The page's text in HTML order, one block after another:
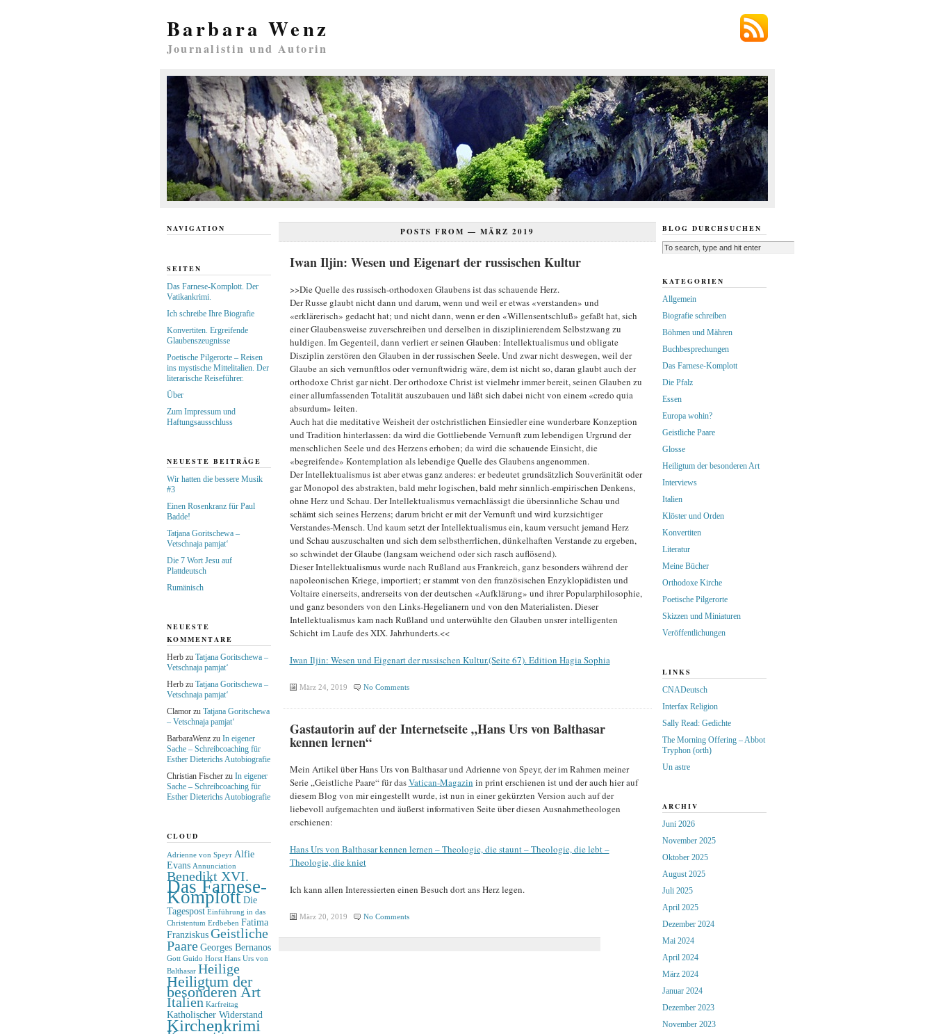
Barbara Wenz
Journalistin und Autorin
POSTS FROM — MÄRZ 2019
Iwan Iljin: Wesen und Eigenart der russischen Kultur
>>Die Quelle des russisch-orthodoxen Glaubens ist das schauende Herz.
Der Russe glaubt nicht dann und darum, wenn und weil er etwas «verstanden» und
«erklärerisch» gedacht hat; und nicht dann, wenn er den «Willensentschluß» gefaßt hat, sich
einer Glaubensweise zuverschreiben und derselben in disziplinierendem Selbstzwang zu
huldigen. Im Gegenteil, dann verliert er seinen Glauben: Intellektualismus und obligate
Disziplin zerstören den Glauben in der russischen Seele. Und zwar nicht deswegen, weil der
Glaube an sich vernunftlos oder vernunftwidrig wäre, dem ist nicht so, daran glaubt auch der
orthodoxe Christ gar nicht. Der orthodoxe Christ ist vielmehr immer bereit, seinen Glauben zu
einer allumfassenden Totalität auszubauen und läßt sich dabei nicht von einem «credo quia
absurdum» leiten.
Auch hat die meditative Weisheit der ostchristlichen Einsiedler eine wunderbare Konzeption
und Tradition hinterlassen: da wird die Gottliebende Vernunft zum lebendigen Urgrund der
menschlichen Seele und des Herzens erhoben; da wird die schauende Einsicht, die
«begreifende» Kontemplation als lebendige Quelle des Glaubens angenommen.
Der Intellektualismus ist aber etwas ganz anderes: er bedeutet grundsätzlich Souveränität oder
gar Monopol des abstrakten, bald mehr logischen, bald mehr sinnlich-empirischen Denkens,
ohne Herz und Schau. Der Intellektualismus vernachlässigt die übersinnliche Schau und
schämt sich seines Herzens; darum bricht er mit der Vernunft und wird kurzsichtiger
Verstandes-Mensch. Und kaum setzt der Intellektualismus ein, kaum versucht jemand Herz
und Schau auszuschalten und sich dem selbstherrlichen, dünkelhaften Verstande zu ergeben,
so schwindet der Glaube (langsam weichend oder sich rasch auflösend).
Dieser Intellektualismus wurde nach Rußland aus Frankreich, ganz besonders während der
napoleonischen Kriege, importiert; er stammt von den französischen Enzyklopädisten und
Voltaire einerseits, andrerseits von der deutschen «Aufklärung» und ihrer Popularphilosophie,
und ganz besonders von den Links-Hegelianern und von den Materialisten. Dieser
Intellektualismus kam nach Rußland und unterwühlte den Glauben unsrer intelligenten
Schicht im Laufe des XIX. Jahrhunderts.<<
Iwan Iljin: Wesen und Eigenart der russischen Kultur.(Seite 67). Edition Hagia Sophia
März 24, 2019 No Comments
Gastautorin auf der Internetseite „Hans Urs von Balthasar
kennen lernen“
Mein Artikel über Hans Urs von Balthasar und Adrienne von Speyr, der im Rahmen meiner
Serie „Geistliche Paare“ für dasVatican-Magazin in print erschienen ist und der auch hier auf
diesem Blog von mir eingestellt wurde, ist nun in einer gekürzten Version auch auf der
liebevoll aufgemachten und äußerst informativen Seite über diesen Ausnahmetheologen
erschienen:
Hans Urs von Balthasar kennen lernen – Theologie, die staunt – Theologie, die lebt –
Theologie, die kniet
Ich kann allen Interessierten einen Besuch dort ans Herz legen.
März 20, 2019 No Comments
NAVIGATION
SEITEN
Das Farnese-Komplott. Der
Vatikankrimi.
Ich schreibe Ihre Biografie
Konvertiten. Ergreifende
Glaubenszeugnisse
Poetische Pilgerorte – Reisen
ins mystische Mittelitalien. Der
literarische Reiseführer.
Über
Zum Impressum und
Haftungsausschluss
NEUESTE BEITRÄGE
Wir hatten die bessere Musik
#3
Einen Rosenkranz für Paul
Badde!
Tatjana Goritschewa –
Vetschnaja pamjat‘
Die 7 Wort Jesu auf
Plattdeutsch
Rumänisch
NEUESTE
KOMMENTARE
Herbzu Tatjana Goritschewa –
Vetschnaja pamjat‘
Herbzu Tatjana Goritschewa –
Vetschnaja pamjat‘
Clamorzu Tatjana Goritschewa
– Vetschnaja pamjat‘
BarbaraWenzzu In eigener
Sache – Schreibcoaching für
Esther Dieterichs Autobiografie
Christian Fischerzu In eigener
Sache – Schreibcoaching für
Esther Dieterichs Autobiografie
CLOUD
Adrienne von Speyr Alfie
Evans Annunciation
Benedikt XVI.
Das Farnese-
Komplott Die
Tagespost Einführung in das
Christentum Erdbeben Fatima
Franziskus Geistliche
Paare Georges Bernanos
Gott Guido Horst Hans Urs von
Balthasar Heilige
Heiligtum der
besonderen Art
Italien Karfreitag
Katholischer Widerstand
Kirchenkrimi
BLOG DURCHSUCHEN
KATEGORIEN
Allgemein
Biografie schreiben
Böhmen und Mähren
Buchbesprechungen
Das Farnese-Komplott
Die Pfalz
Essen
Europa wohin?
Geistliche Paare
Glosse
Heiligtum der besonderen Art
Interviews
Italien
Klöster und Orden
Konvertiten
Literatur
Meine Bücher
Orthodoxe Kirche
Poetische Pilgerorte
Skizzen und Miniaturen
Veröffentlichungen
LINKS
CNADeutsch
Interfax Religion
Sally Read: Gedichte
The Morning Offering – Abbot
Tryphon (orth)
Un astre
ARCHIV
Juni 2026
November 2025
Oktober 2025
August 2025
Juli 2025
April 2025
Dezember 2024
Mai 2024
April 2024
März 2024
Januar 2024
Dezember 2023
November 2023